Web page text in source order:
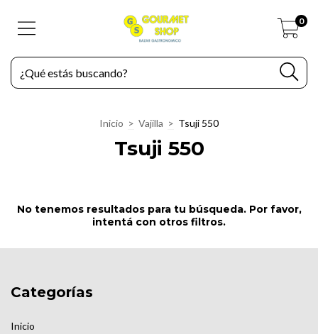
0
Inicio > Vajilla > Tsuji 550
Tsuji 550
No tenemos resultados para tu búsqueda. Por favor,
intentá con otros filtros.
Categorías
Inicio